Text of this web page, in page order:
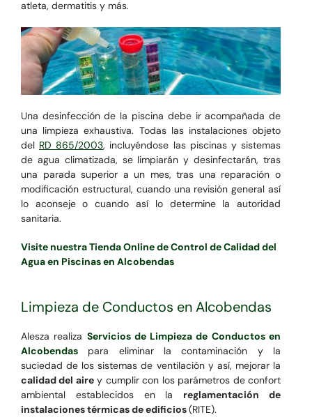
atleta, dermatitis y más.
Una desinfección de la piscina debe ir acompañada de
una limpieza exhaustiva. Todas las instalaciones objeto
del RD 865/2003, incluyéndose las piscinas y sistemas
de agua climatizada, se limpiarán y desinfectarán, tras
una parada superior a un mes, tras una reparación o
modificación estructural, cuando una revisión general así
lo aconseje o cuando así lo determine la autoridad
sanitaria.
Visite nuestra Tienda Online de Control de Calidad del
Agua en Piscinas en Alcobendas
Limpieza de Conductos en Alcobendas
Alesza realiza Servicios de Limpieza de Conductos en
Alcobendaspara eliminar la contaminación y la
suciedad de los sistemas de ventilación y así, mejorar la
calidad del airey cumplir con los parámetros de confort
ambiental establecidos en la reglamentación de
instalaciones térmicas de edificios(RITE).